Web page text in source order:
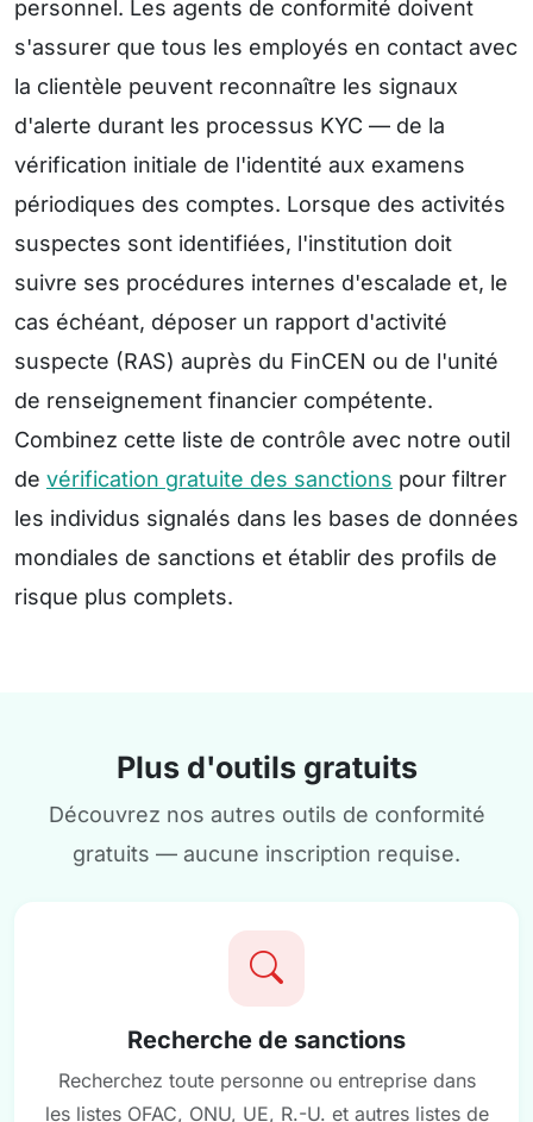
personnel. Les agents de conformité doivent
s'assurer que tous les employés en contact avec
la clientèle peuvent reconnaître les signaux
d'alerte durant les processus KYC — de la
vérification initiale de l'identité aux examens
périodiques des comptes. Lorsque des activités
suspectes sont identifiées, l'institution doit
suivre ses procédures internes d'escalade et, le
cas échéant, déposer un rapport d'activité
suspecte (RAS) auprès du FinCEN ou de l'unité
de renseignement financier compétente.
Combinez cette liste de contrôle avec notre outil
de vérification gratuite des sanctions pour filtrer
les individus signalés dans les bases de données
mondiales de sanctions et établir des profils de
risque plus complets.
Plus d'outils gratuits
Découvrez nos autres outils de conformité
gratuits — aucune inscription requise.
Recherche de sanctions
Recherchez toute personne ou entreprise dans
les listes OFAC, ONU, UE, R.-U. et autres listes de